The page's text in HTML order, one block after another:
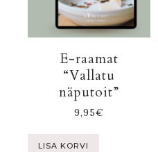
E-raamat
“Vallatu
näputoit”
9,95€
LISA KORVI